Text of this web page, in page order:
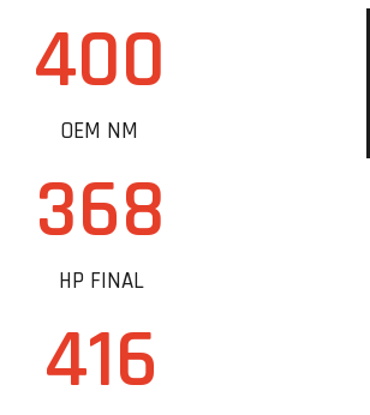
400
OEM NM
368
HP FINAL
416